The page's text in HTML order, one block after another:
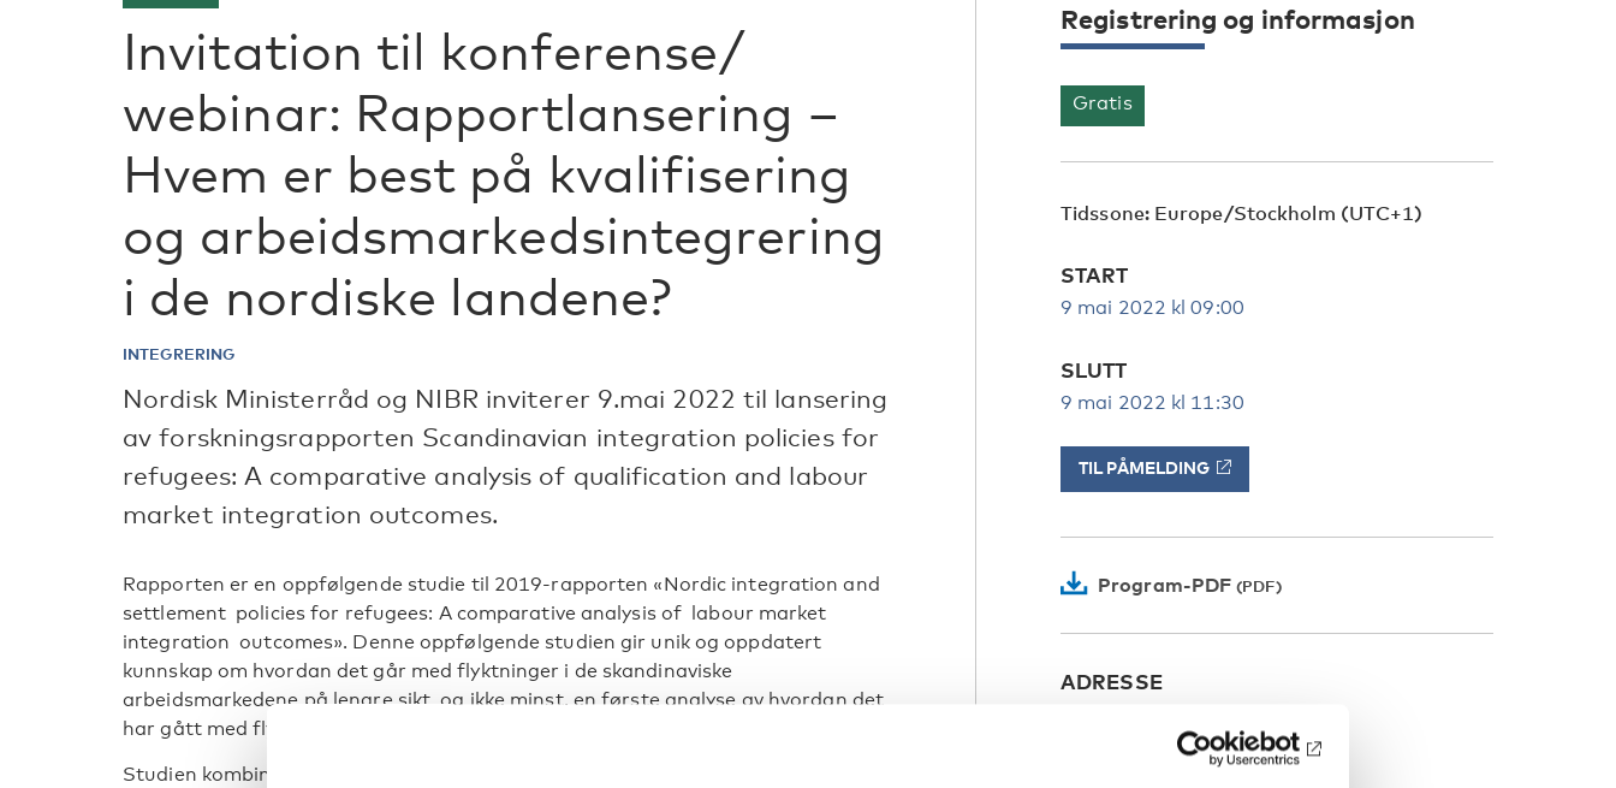
Invitation til konferense/
webinar: Rapportlansering –
Hvem er best på kvalifisering
og arbeidsmarkedsintegrering
i de nordiske landene?
INTEGRERING
Nordisk Ministerråd og NIBR inviterer 9.mai 2022 til lansering
av forskningsrapporten Scandinavian integration policies for
refugees: A comparative analysis of qualification and labour
market integration outcomes.
Rapporten er en oppfølgende studie til 2019-rapporten «Nordic integration and
settlement policies for refugees: A comparative analysis of labour market
integration outcomes». Denne oppfølgende studien gir unik og oppdatert
kunnskap om hvordan det går med flyktninger i de skandinaviske
arbeidsmarkedene på lengre sikt, og ikke minst, en første analyse av hvordan det
har gått med flyktningene som kom under flyktningetilstrømningen i 2015.
Studien kombinere komparative analyser av integreringspolitikken for nyankomne
Registrering og informasjon
Gratis
Tidssone: Europe/Stockholm (UTC+1)
START
9 mai 2022 kl 09:00
SLUTT
9 mai 2022 kl 11:30
TIL PÅMELDING
Program-PDF
ADRESSE